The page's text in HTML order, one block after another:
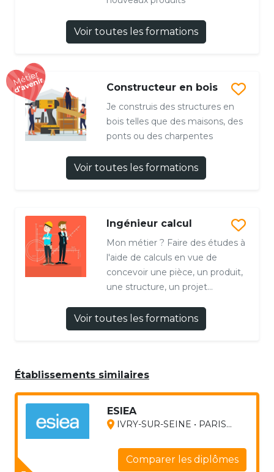
Voir toutes les formations
Constructeur en bois
Je construis des structures en
bois telles que des maisons, des
ponts ou des charpentes
Voir toutes les formations
Ingénieur calcul
Mon métier ? Faire des études à
l'aide de calculs en vue de
concevoir une pièce, un produit,
une structure, un projet...
Voir toutes les formations
Établissements similaires
ESIEA
IVRY-SUR-SEINE • PARIS...
Comparer les diplômes